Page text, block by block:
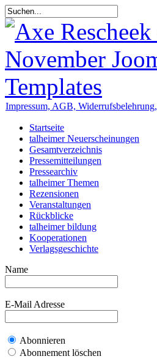
Impressum, AGB,
Startseite
talheimer Neuerscheinungen
Gesamtverzeichnis
Pressemitteilungen
Pressearchiv
talheimer Themen
Rezensionen
Veranstaltungen
Rückblicke
talheimer bildung
Kooperationen
Verlagsgeschichte
Name
E-Mail Adresse
Abonnieren
Abonnement löschen